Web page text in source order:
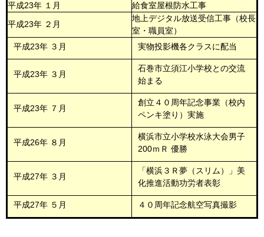
平成23年 １月
給食室屋根防水工事
平成23年 ２月
地上デジタル放送受信工事（校長
室・職員室）
平成23年 ３月
実物投影機各クラスに配当
平成23年 ３月
石巻市立須江小学校との交流
始まる
平成23年 ７月
創立４０周年記念事業（校内
ペンキ塗り）実施
平成26年 ８月
横浜市立小学校水泳大会男子
200ｍＲ 優勝
平成27年 ３月
「横浜３Ｒ夢（スリム）」美
化推進活動功労者表彰
平成27年 ５月 ４０周年記念航空写真撮影